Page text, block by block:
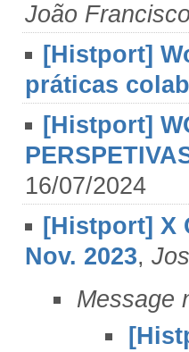
João
[Histport]
práticas
[Histport]
16/07/2024
[Histport] X
Nov. 2023,
Message